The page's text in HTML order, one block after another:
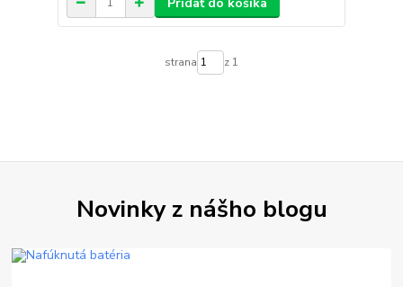
strana z 1
Novinky z nášho blogu